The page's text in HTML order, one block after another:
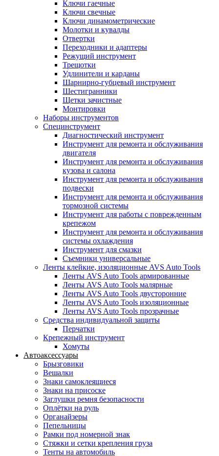
Ключи гаечные
Ключи свечные
Ключи динамометрические
Молотки и кувалды
Отвертки
Переходники и адаптеры
Режущий инструмент
Трещотки
Удлинители и карданы
Шарнирно-губцевый инструмент
Шестигранники
Щетки зачистные
Монтировки
Наборы инструментов
Специнструмент
Диагностический инструмент
Инструмент для ремонта и обслуживания
двигателя
Инструмент для ремонта и обслуживания
кузова и салона
Инструмент для ремонта и обслуживания
подвески
Инструмент для ремонта и обслуживания
тормозной системы
Инструмент для работы с поврежденным
крепежом
Инструмент для ремонта и обслуживания
системы охлаждения
Инструмент для смазки
Съемники универсальные
Ленты клейкие, изоляционные AVS Auto Tools
Ленты AVS Auto Tools армированные
Ленты AVS Auto Tools малярные
Ленты AVS Auto Tools двусторонние
Ленты AVS Auto Tools изоляционные
Ленты AVS Auto Tools прозрачные
Средства индивидуальной защиты
Перчатки
Крепежный инструмент
Хомуты
Автоаксессуары
Брызговики
Вешалки
Знаки самоклеящиеся
Знаки на присоске
Заглушки ремня безопасности
Оплётки на руль
Органайзеры
Пепельницы
Рамки под номерной знак
Стяжки и сетки крепления груза
Тенты на автомобиль